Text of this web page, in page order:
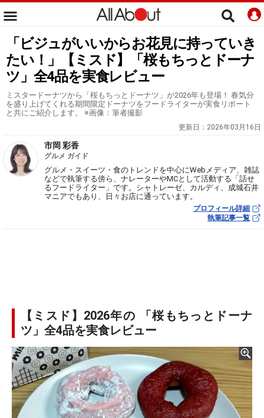
「ビジュがいいからお花見に持っていき
たい！」【ミスド】「桜もちっとドーナ
ツ」全4品を実食レビュー
ミスタードーナツから「桜もちっとドーナツ」が2026年も登場！ 春気分
を盛り上げてくれる期間限定ドーナツをフードライターが実食リポート
と共にご紹介します。 ※画像：筆者撮影
更新日： 2026年03月16日
市岡 彩香
グルメ ガイド
グルメ・スイーツ・食のトレンドを中心にWebメディア、雑誌
などで執筆する傍ら、ナレーターやMCとして活動する「話せ
るフードライター」です。シャトレーゼ、カルディ、成城石井
マニアでもあり、日々お店に通っています。
プロフィール詳細
執筆記事一覧
【ミスド】2026年の 「桜もちっとドーナ
ツ」全4品を実食レビュー